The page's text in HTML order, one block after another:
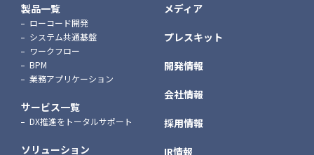
製品一覧
ローコード開発
システム共通基盤
ワークフロー
BPM
業務アプリケーション
サービス一覧
DX推進をトータルサポート
ソリューション
メディア
プレスキット
開発情報
会社情報
採用情報
IR情報